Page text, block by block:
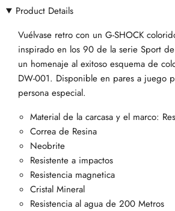
Product Details
Vuélvase retro con un G-SHOCK
inspirado en los 90 de la serie Sport
un homenaje al exitoso esquema de
DW-001. Disponible en pares a juego
persona especial.
Material de la carcasa y el marco:
Correa de Resina
Neobrite
Resistente a impactos
Resistencia magnetica
Cristal Mineral
Resistencia al agua de 200 Metros